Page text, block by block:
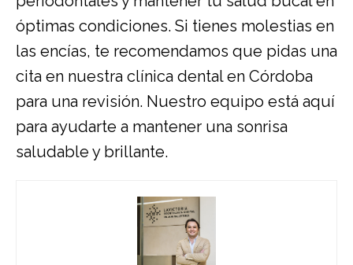
óptimas condiciones. Si tienes molestias en
las encías, te recomendamos que pidas una
cita en nuestra clínica dental en Córdoba
para una revisión. Nuestro equipo está aquí
para ayudarte a mantener una sonrisa
saludable y brillante.